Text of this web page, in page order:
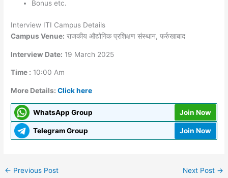
Bonus etc.
Interview ITI Campus Details
Campus Venue: राजकीय औद्योगिक प्रशिक्षण संस्थान, फर्रुखाबाद
Interview Date: 19 March 2025
Time : 10:00 Am
More Details:Click here
WhatsApp Group Join Now
Telegram Group Join Now
← Previous Post Next Post →